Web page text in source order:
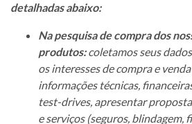
detalhadas abaixo:
Na pesquisa de compra dos
produtos:coletamos seus
os interesses de compra e
informações técnicas,
test-drives, apresentar
e serviços (seguros, blindagem,